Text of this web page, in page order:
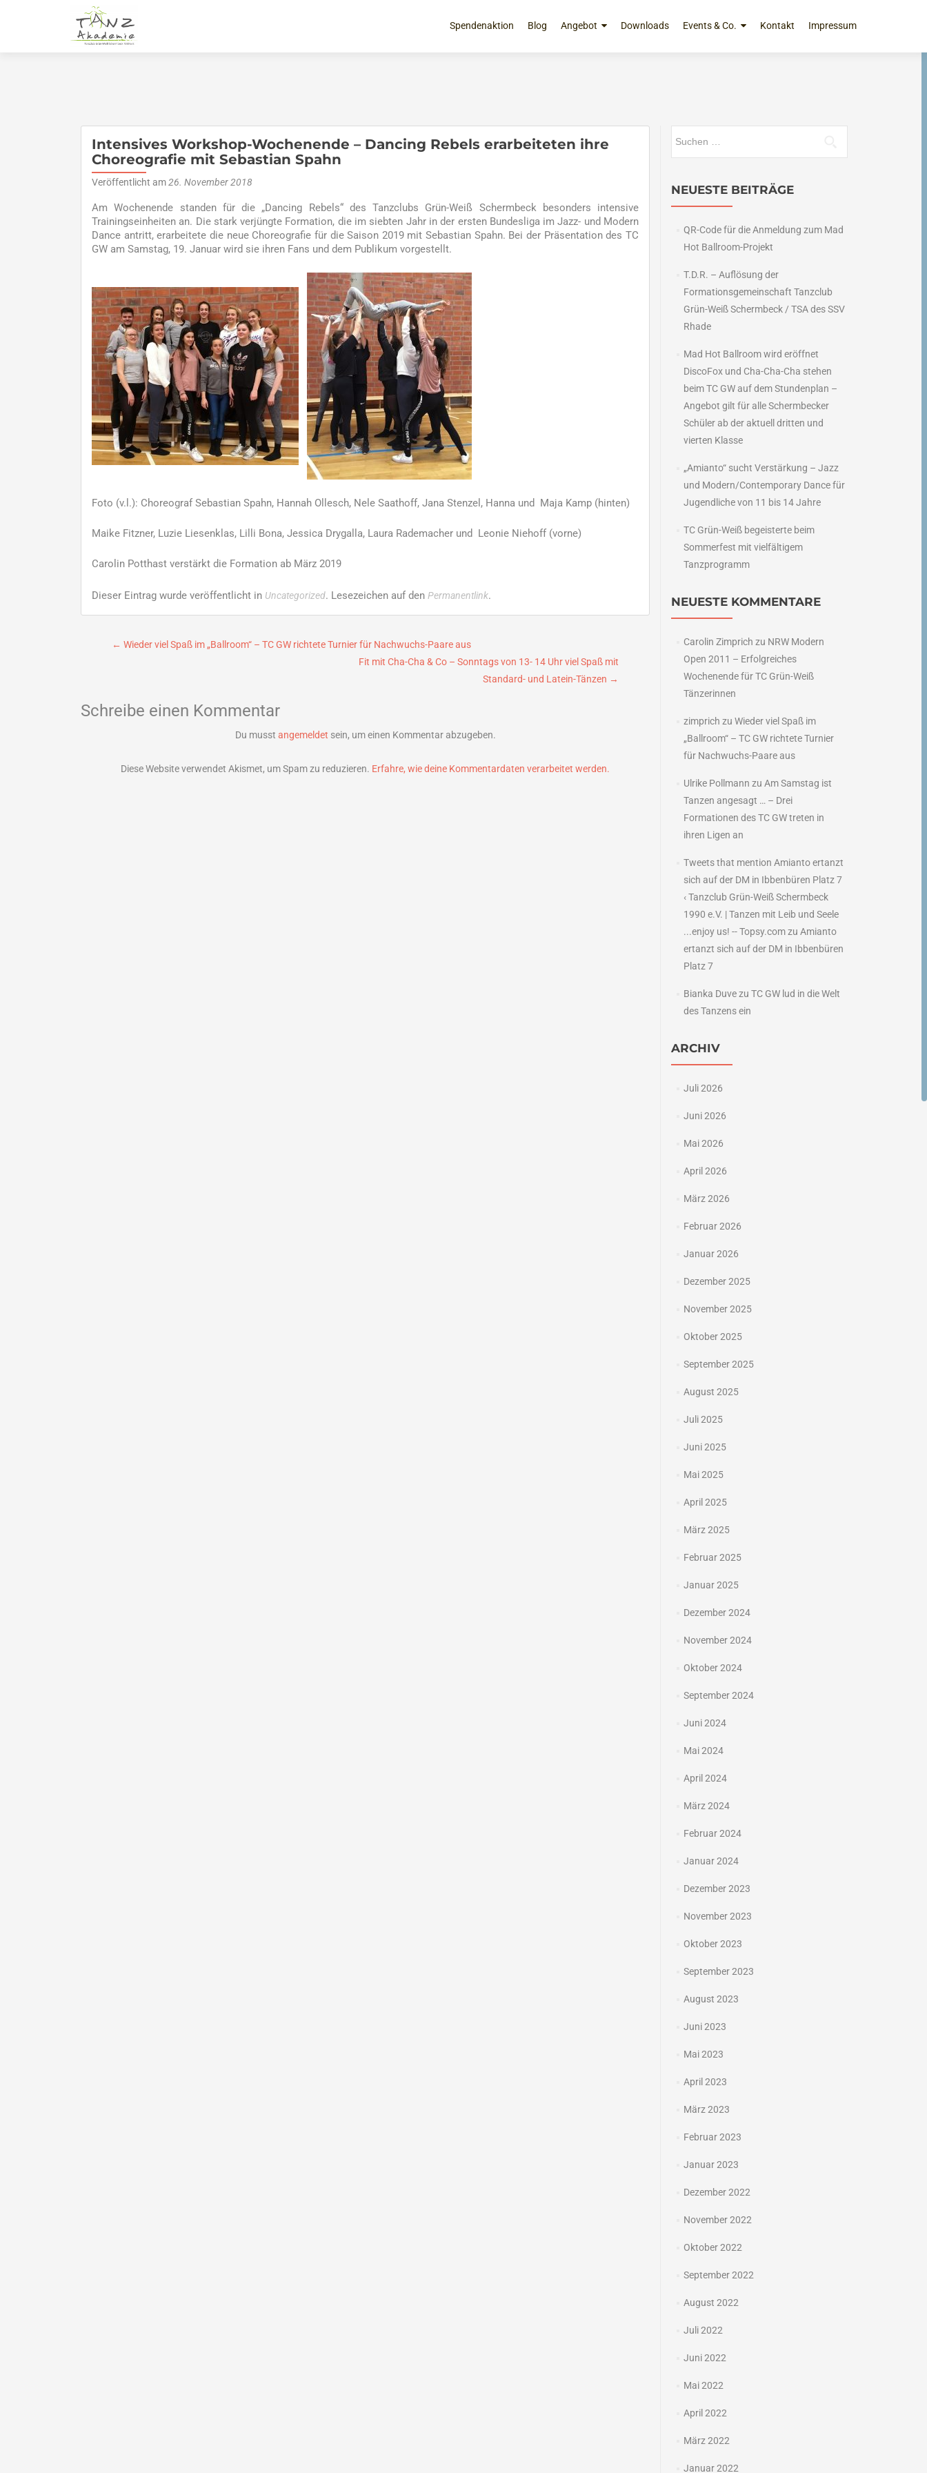
Inhalt
Spendenaktion Blog Angebot Downloads Events & Co. Kontakt Impressum
Intensives Workshop-Wochenende – Dancing Rebels erarbeiteten ihre
Choreografie mit Sebastian Spahn
Veröffentlicht am26. November 2018
Am Wochenende standen für die „Dancing Rebels“ des Tanzclubs Grün-Weiß Schermbeck besonders intensive
Trainingseinheiten an. Die stark verjüngte Formation, die im siebten Jahr in der ersten Bundesliga im Jazz- und Modern
Dance antritt, erarbeitete die neue Choreografie für die Saison 2019 mit Sebastian Spahn. Bei der Präsentation des TC
GW am Samstag, 19. Januar wird sie ihren Fans und dem Publikum vorgestellt.
Foto (v.l.): Choreograf Sebastian Spahn, Hannah Ollesch, Nele Saathoff, Jana Stenzel, Hanna und Maja Kamp (hinten)
Maike Fitzner, Luzie Liesenklas, Lilli Bona, Jessica Drygalla, Laura Rademacher und Leonie Niehoff (vorne)
Carolin Potthast verstärkt die Formation ab März 2019
Dieser Eintrag wurde veröffentlicht in Uncategorized. Lesezeichen auf den Permanentlink.
Beitragsnavigation
← Wieder viel Spaß im „Ballroom“ – TC GW richtete Turnier für Nachwuchs-Paare aus
Fit mit Cha-Cha & Co – Sonntags von 13- 14 Uhr viel Spaß mit
Standard- und Latein-Tänzen →
Schreibe einen Kommentar
Du musst angemeldet sein, um einen Kommentar abzugeben.
Diese Website verwendet Akismet, um Spam zu reduzieren. Erfahre, wie deine Kommentardaten verarbeitet werden.
NEUESTE BEITRÄGE
QR-Code für die Anmeldung zum Mad
Hot Ballroom-Projekt
T.D.R. – Auflösung der
Formationsgemeinschaft Tanzclub
Grün-Weiß Schermbeck / TSA des SSV
Rhade
Mad Hot Ballroom wird eröffnet
DiscoFox und Cha-Cha-Cha stehen
beim TC GW auf dem Stundenplan –
Angebot gilt für alle Schermbecker
Schüler ab der aktuell dritten und
vierten Klasse
„Amianto“ sucht Verstärkung – Jazz
und Modern/Contemporary Dance für
Jugendliche von 11 bis 14 Jahre
TC Grün-Weiß begeisterte beim
Sommerfest mit vielfältigem
Tanzprogramm
NEUESTE KOMMENTARE
Carolin Zimprich zu NRW Modern
Open 2011 – Erfolgreiches
Wochenende für TC Grün-Weiß
Tänzerinnen
zimprich zu Wieder viel Spaß im
„Ballroom“ – TC GW richtete Turnier
für Nachwuchs-Paare aus
Ulrike Pollmann zu Am Samstag ist
Tanzen angesagt … – Drei
Formationen des TC GW treten in
ihren Ligen an
Tweets that mention Amianto ertanzt
sich auf der DM in Ibbenbüren Platz 7
‹ Tanzclub Grün-Weiß Schermbeck
1990 e.V. | Tanzen mit Leib und Seele
...enjoy us! -- Topsy.comzu Amianto
ertanzt sich auf der DM in Ibbenbüren
Platz 7
Bianka Duvezu TC GW lud in die Welt
des Tanzens ein
ARCHIV
Juli 2026
Juni 2026
Mai 2026
April 2026
März 2026
Februar 2026
Januar 2026
Dezember 2025
November 2025
Oktober 2025
September 2025
August 2025
Juli 2025
Juni 2025
Mai 2025
April 2025
März 2025
Februar 2025
Januar 2025
Dezember 2024
November 2024
Oktober 2024
September 2024
Juni 2024
Mai 2024
April 2024
März 2024
Februar 2024
Januar 2024
Dezember 2023
November 2023
Oktober 2023
September 2023
August 2023
Juni 2023
Mai 2023
April 2023
März 2023
Februar 2023
Januar 2023
Dezember 2022
November 2022
Oktober 2022
September 2022
August 2022
Juli 2022
Juni 2022
Mai 2022
April 2022
März 2022
Januar 2022